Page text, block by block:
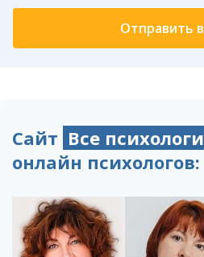
Сайт Все психологи
онлайн психологов: